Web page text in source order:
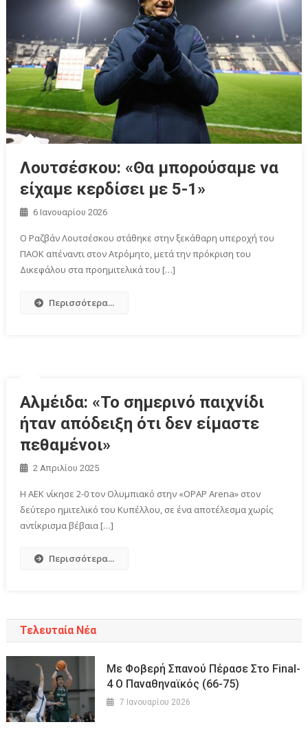
Λουτσέσκου: «Θα μπορούσαμε να
είχαμε κερδίσει με 5-1»
6 Ιανουαρίου 2026
Ο Ραζβάν Λουτσέσκου στάθηκε στην ξεκάθαρη υπεροχή του
ΠΑΟΚ απέναντι στον Ατρόμητο, μετά την πρόκριση του
Δικεφάλου στα προημιτελικά του […]
Περισσότερα...
Αλμέιδα: «Το σημερινό παιχνίδι
ήταν απόδειξη ότι δεν είμαστε
πεθαμένοι»
2 Απριλίου 2025
Η ΑΕΚ νίκησε 2-0 τον Ολυμπιακό στην «OPAP Arena» στον
δεύτερο ημιτελικό του Κυπέλλου, σε ένα αποτέλεσμα χωρίς
αντίκρισμα βέβαια […]
Περισσότερα...
Τελευταία Νέα
Με Φοβερή Σπανού Πέρασε Στο Final-
4 Ο Παναθηναϊκός (66-75)
7 Ιανουαρίου 2026